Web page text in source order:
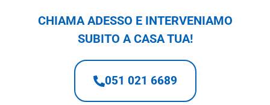
CHIAMA ADESSO E INTERVENIAMO
SUBITO A CASA TUA!
051 021 6689